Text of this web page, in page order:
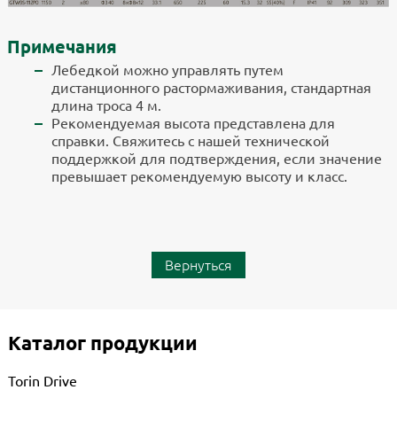
Примечания
Лебедкой можно управлять путем
дистанционного растормаживания, стандартная
длина троса 4 м.
Рекомендуемая высота представлена для
справки. Свяжитесь с нашей технической
поддержкой для подтверждения, если значение
превышает рекомендуемую высоту и класс.
Вернуться
Каталог продукции
Torin Drive